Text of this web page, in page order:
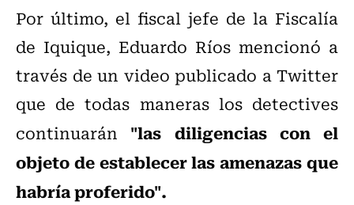
Por último, el fiscal jefe de la Fiscalía
de Iquique, Eduardo Ríos mencionó a
través de un video publicado a Twitter
que de todas maneras los detectives
continuarán "las diligencias con el
objeto de establecer las amenazas que
habría proferido".